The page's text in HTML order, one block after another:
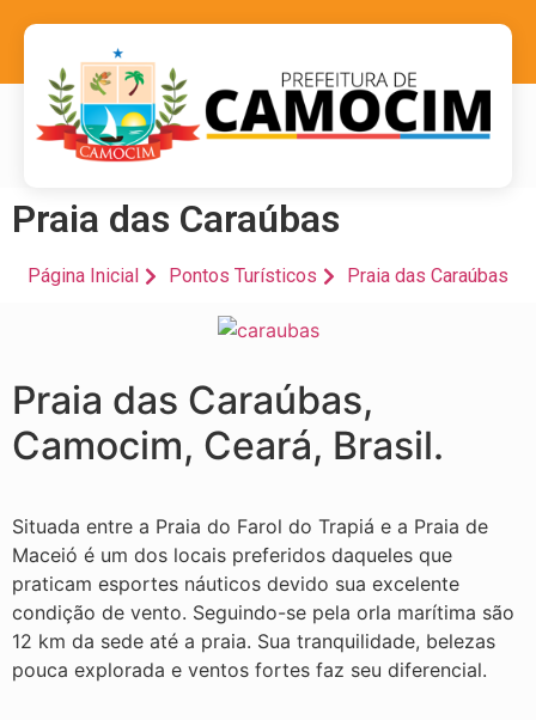
Praia das Caraúbas
Página Inicial Pontos Turísticos Praia das Caraúbas
Praia das Caraúbas,
Camocim, Ceará, Brasil.
Situada entre a Praia do Farol do Trapiá e a Praia de
Maceió é um dos locais preferidos daqueles que
praticam esportes náuticos devido sua excelente
condição de vento. Seguindo-se pela orla marítima são
12 km da sede até a praia. Sua tranquilidade, belezas
pouca explorada e ventos fortes faz seu diferencial.